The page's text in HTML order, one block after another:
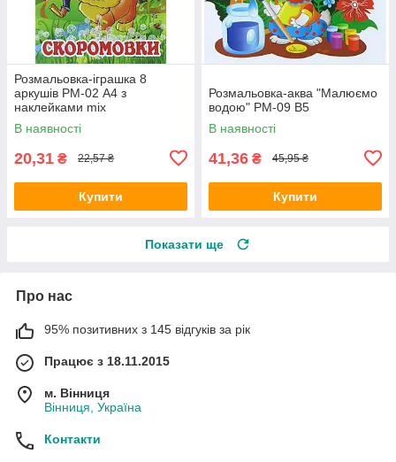
Розмальовка-іграшка 8
аркушів РМ-02 А4 з
наклейками mix
(українською)
В наявності
20,31 ₴ 22,57 ₴
Купити
Розмальовка-аква "Малюємо
водою" РМ-09 В5
В наявності
41,36 ₴ 45,95 ₴
Купити
Показати ще
Про нас
95% позитивних з 145 відгуків за рік
Працює з 18.11.2015
м. Вінниця
Вінниця, Україна
Контакти